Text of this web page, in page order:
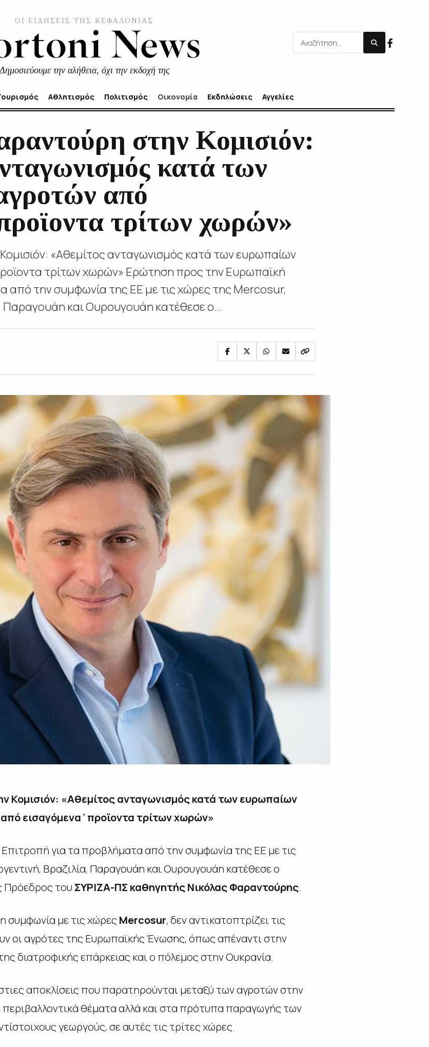
ΟΙ ΕΙΔΗΣΕΙΣ ΤΗΣ ΚΕΦΑΛΟΝΙΑΣ
την αλήθεια, όχι την εκδοχή της
Αθλητισμός Πολιτισμός Οικονομία Εκδηλώσεις Αγγελίες
στην Κομισιόν:
κατά των
από
τρίτων χωρών»
«Αθεμίτος ανταγωνισμός κατά των ευρωπαίων
τρίτων χωρών» Ερώτηση προς την Ευρωπαϊκή
από την συμφωνία της EE με τις χώρες της Mercosur,
Παραγουάη και Ουρουγουάη κατέθεσε ο...
Κομισιόν: «Αθεμίτος ανταγωνισμός κατά των ευρωπαίων
εισαγόμενα΄προϊοντα τρίτων χωρών»
για τα προβλήματα από την συμφωνία της EE με τις
Βραζιλία, Παραγουάη και Ουρουγουάη κατέθεσε ο
Πρόεδρος του ΣΥΡΙΖΑ-ΠΣ καθηγητής Νικόλας Φαραντούρης.
συμφωνία με τις χώρες Mercosur, δεν αντικατοπτρίζει τις
οι αγρότες της Ευρωπαϊκής Ένωσης, όπως απέναντι στην
διατροφικής επάρκειας και ο πόλεμος στην Ουκρανία.
αποκλίσεις που παρατηρούνται μεταξύ των αγροτών στην
περιβαλλοντικά θέματα αλλά και στα πρότυπα παραγωγής των
γεωργούς, σε αυτές τις τρίτες χώρες.